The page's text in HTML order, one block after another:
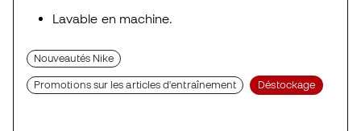
Lavable en machine.
Nouveautés Nike
Promotions sur les articles d'entraînement Déstockage